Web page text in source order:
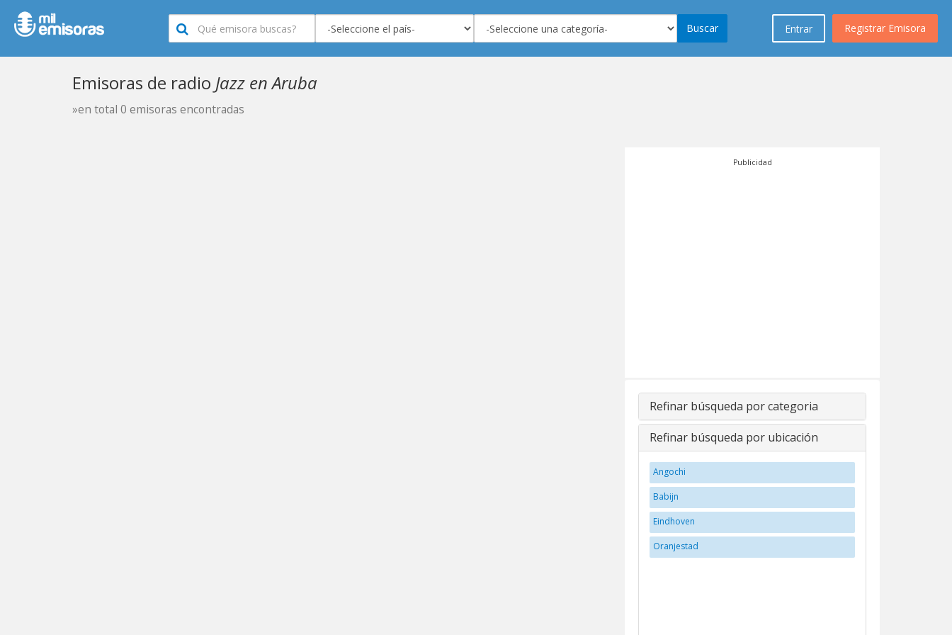
Registrar Emisora
Entrar
Buscar
Emisoras de radio Jazz en Aruba
»en total 0 emisoras encontradas
Publicidad
Refinar búsqueda por categoria
Refinar búsqueda por ubicación
Angochi
Babijn
Eindhoven
Oranjestad